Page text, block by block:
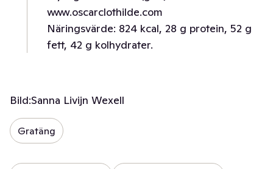
www.oscarclothilde.com
Näringsvärde: 824 kcal, 28 g protein, 52 g
fett, 42 g kolhydrater.
Bild:Sanna Livijn Wexell
Gratäng